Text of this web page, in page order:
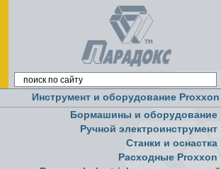
Инструмент и оборудование Proxxon
Бормашины и оборудование
Ручной электроинструмент
Cтанки и оснастка
Расходные Proxxon